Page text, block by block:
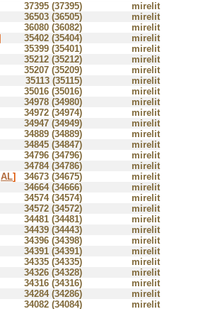
37395 (37395)
mirelit
36503 (36505)
mirelit
36080 (36082)
mirelit
35402 (35404)
mirelit
35399 (35401)
mirelit
35212 (35212)
mirelit
35207 (35209)
mirelit
35113 (35115)
mirelit
35016 (35016)
mirelit
34978 (34980)
mirelit
34972 (34974)
mirelit
34947 (34949)
mirelit
34889 (34889)
mirelit
34845 (34847)
mirelit
34796 (34796)
mirelit
34784 (34786)
mirelit
AL] 34673 (34675)
mirelit
34664 (34666)
mirelit
34574 (34574)
mirelit
34572 (34572)
mirelit
34481 (34481)
mirelit
34439 (34443)
mirelit
34396 (34398)
mirelit
34391 (34391)
mirelit
34335 (34335)
mirelit
34326 (34328)
mirelit
34316 (34316)
mirelit
34284 (34286)
mirelit
34082 (34084)
mirelit